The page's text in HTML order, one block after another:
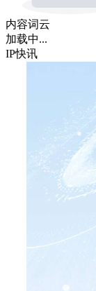
内容词云
加载中...
IP快讯